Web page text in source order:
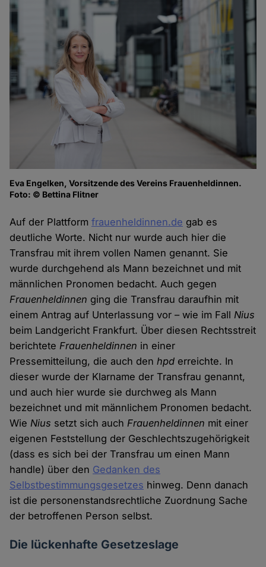
Eva Engelken, Vorsitzende des Vereins Frauenheldinnen.
Foto: © Bettina Flitner
Auf der Plattformfrauenheldinnen.de gab es
deutliche Worte. Nicht nur wurde auch hier die
Transfrau mit ihrem vollen Namen genannt. Sie
wurde durchgehend als Mann bezeichnet und mit
männlichen Pronomen bedacht. Auch gegen
Frauenheldinnen ging die Transfrau daraufhin mit
einem Antrag auf Unterlassung vor – wie im FallNius
beim Landgericht Frankfurt. Über diesen Rechtsstreit
berichteteFrauenheldinnen in einer
Pressemitteilung, die auch denhpd erreichte. In
dieser wurde der Klarname der Transfrau genannt,
und auch hier wurde sie durchweg als Mann
bezeichnet und mit männlichem Pronomen bedacht.
WieNius setzt sich auchFrauenheldinnen mit einer
eigenen Feststellung der Geschlechtszugehörigkeit
(dass es sich bei der Transfrau um einen Mann
handle) über den Gedanken des
Selbstbestimmungsgesetzes hinweg. Denn danach
ist die personenstandsrechtliche Zuordnung Sache
der betroffenen Person selbst.
Die lückenhafte Gesetzeslage